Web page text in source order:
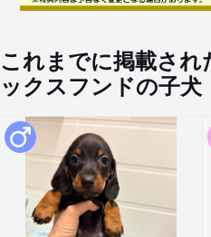
これまでに掲載さ
ックスフンドの子犬